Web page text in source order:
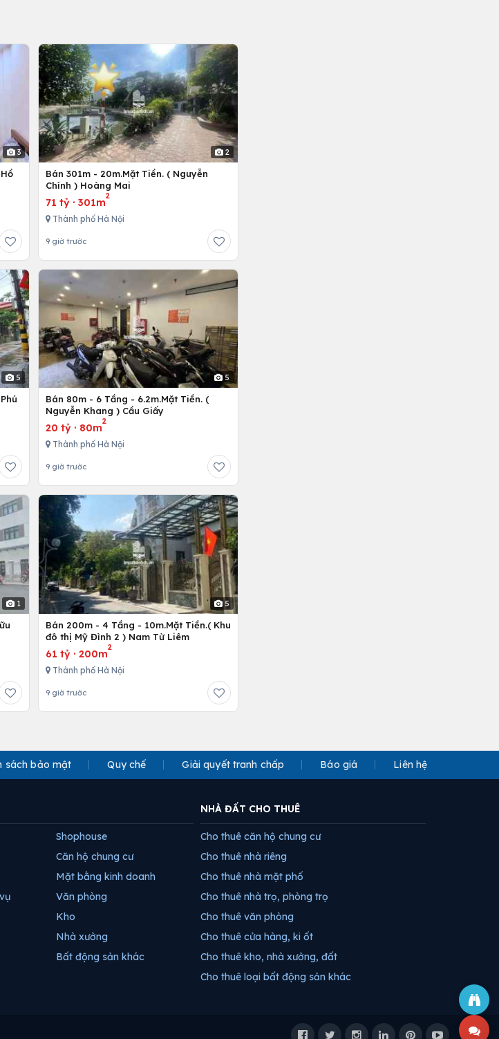
3 2
Bán 301m - 20m.Mặt Tiền. ( Nguyễn
Chính ) Hoàng Mai
71 tỷ· 301m
2
Thành phố Hà Nội
9 giờ trước
5 5
Bán 80m - 6 Tầng - 6.2m.Mặt Tiền. (
Nguyễn Khang ) Cầu Giấy
20 tỷ· 80m
2
Thành phố Hà Nội
9 giờ trước
1 5
Bán 200m - 4 Tầng - 10m.Mặt Tiền.( Khu
đô thị Mỹ Đình 2 ) Nam Từ Liêm
61 tỷ· 200m
2
Thành phố Hà Nội
9 giờ trước
sách bảo mật Quy chế Giải quyết tranh chấp Báo giá Liên hệ
Shophouse
Căn hộ chung cư
Mặt bằng kinh doanh
Văn phòng
Kho
Nhà xưởng
Bất động sản khác
NHÀ ĐẤT CHO THUÊ
Cho thuê căn hộ chung cư
Cho thuê nhà riêng
Cho thuê nhà mặt phố
Cho thuê nhà trọ, phòng trọ
Cho thuê văn phòng
Cho thuê cửa hàng, ki ốt
Cho thuê kho, nhà xưởng, đất
Cho thuê loại bất động sản khác